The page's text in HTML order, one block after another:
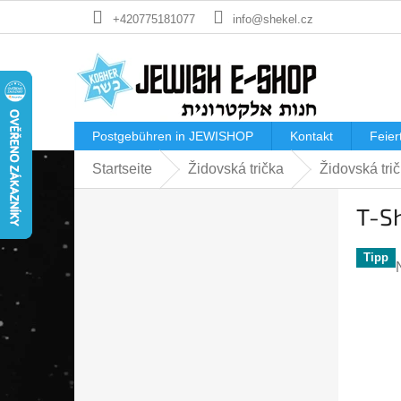
+420775181077 info@shekel.cz
Postgebühren in JEWISHOP Kontakt
Startseite Židovská trička Židovská
T-
Tipp